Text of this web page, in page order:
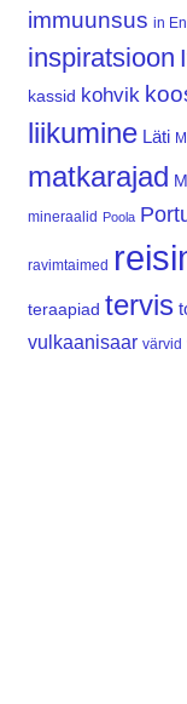
immuunsus in
inspiratsioon
kassid kohvik
liikumine Läti
matkarajad
mineraalid Poola
ravimtaimed
teraapiad tervis
vulkaanisaar värvid